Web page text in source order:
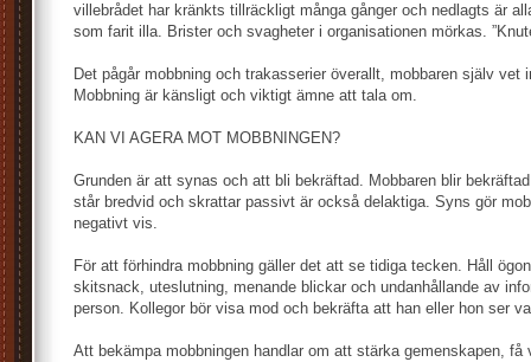
villebrådet har kränkts tillräckligt många gånger och nedlagts är
som farit illa. Brister och svagheter i organisationen mörkas.
Det pågår mobbning och trakasserier överallt, mobbaren själv vet
Mobbning är känsligt och viktigt ämne att tala om.
KAN VI AGERA MOT MOBBNINGEN?
Grunden är att synas och att bli bekräftad. Mobbaren blir
står bredvid och skrattar passivt är också delaktiga. Syns gör
negativt vis.
För att förhindra mobbning gäller det att se tidiga tecken. Håll
skitsnack, uteslutning, menande blickar och undanhållande av
person. Kollegor bör visa mod och bekräfta att han eller hon ser
Att bekämpa mobbningen handlar om att stärka gemenskapen, få